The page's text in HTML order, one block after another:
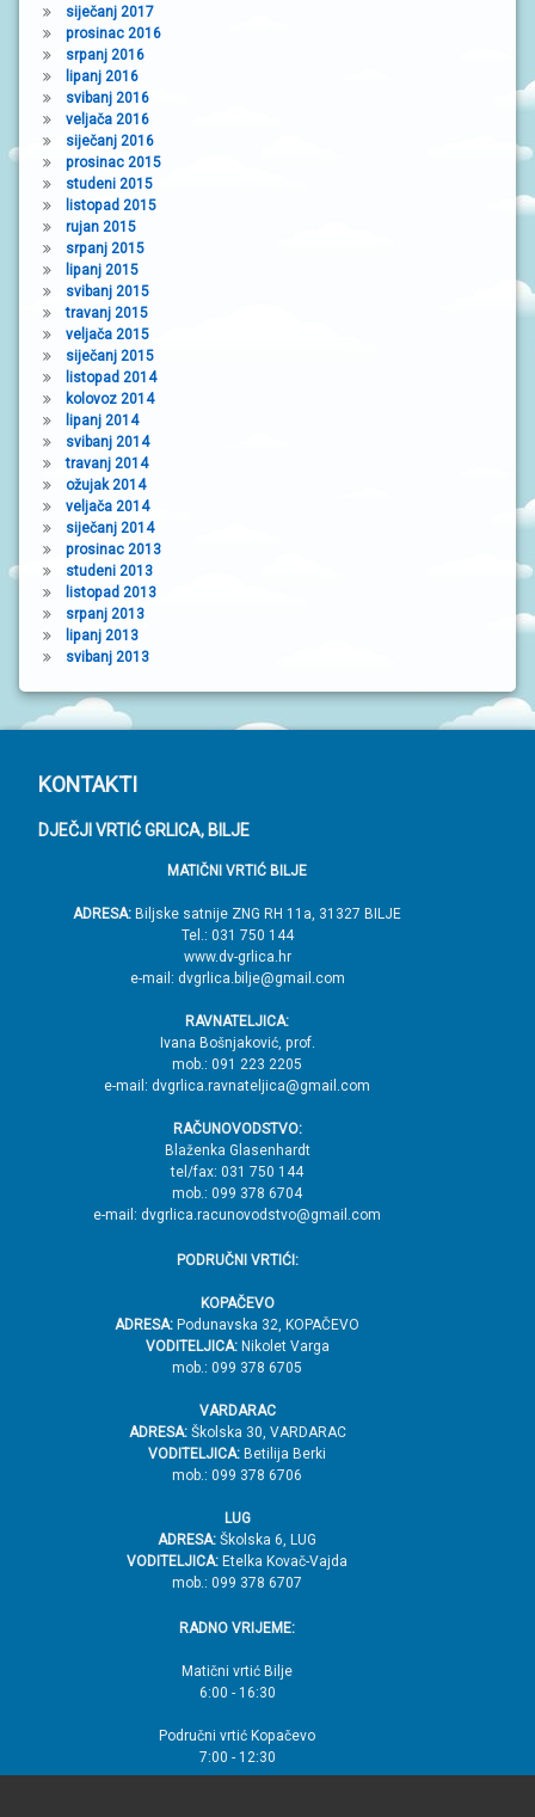
siječanj 2017
prosinac 2016
srpanj 2016
lipanj 2016
svibanj 2016
veljača 2016
siječanj 2016
prosinac 2015
studeni 2015
listopad 2015
rujan 2015
srpanj 2015
lipanj 2015
svibanj 2015
travanj 2015
veljača 2015
siječanj 2015
listopad 2014
kolovoz 2014
lipanj 2014
svibanj 2014
travanj 2014
ožujak 2014
veljača 2014
siječanj 2014
prosinac 2013
studeni 2013
listopad 2013
srpanj 2013
lipanj 2013
svibanj 2013
P
o
KONTAKTI
DJEČJI VRTIĆ GRLICA, BILJE
MATIČNI VRTIĆ BILJE
ADRESA: Biljske satnije ZNG RH 11a, 31327 BILJE
Tel.: 031 750 144
www.dv-grlica.hr
e-mail: dvgrlica.bilje@gmail.com
RAVNATELJICA:
Ivana Bošnjaković, prof.
mob.: 091 223 2205
e-mail: dvgrlica.ravnateljica@gmail.com
RAČUNOVODSTVO:
Blaženka Glasenhardt
tel/fax: 031 750 144
mob.: 099 378 6704
e-mail: dvgrlica.racunovodstvo@gmail.com
PODRUČNI VRTIĆI:
KOPAČEVO
ADRESA: Podunavska 32, KOPAČEVO
VODITELJICA:Nikolet Varga
mob.: 099 378 6705
VARDARAC
ADRESA:Školska 30, VARDARAC
VODITELJICA: Betilija Berki
mob.: 099 378 6706
LUG
ADRESA: Školska 6, LUG
VODITELJICA: Etelka Kovač-Vajda
mob.: 099 378 6707
RADNO VRIJEME:
Matični vrtić Bilje
6:00 - 16:30
Područni vrtić Kopačevo
7:00 - 12:30